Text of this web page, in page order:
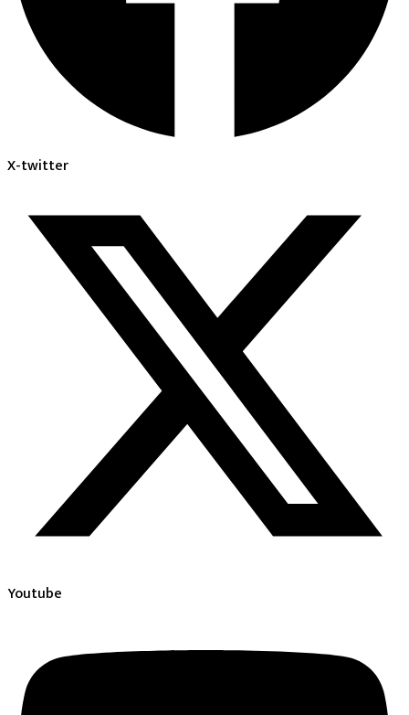
X-twitter
Youtube